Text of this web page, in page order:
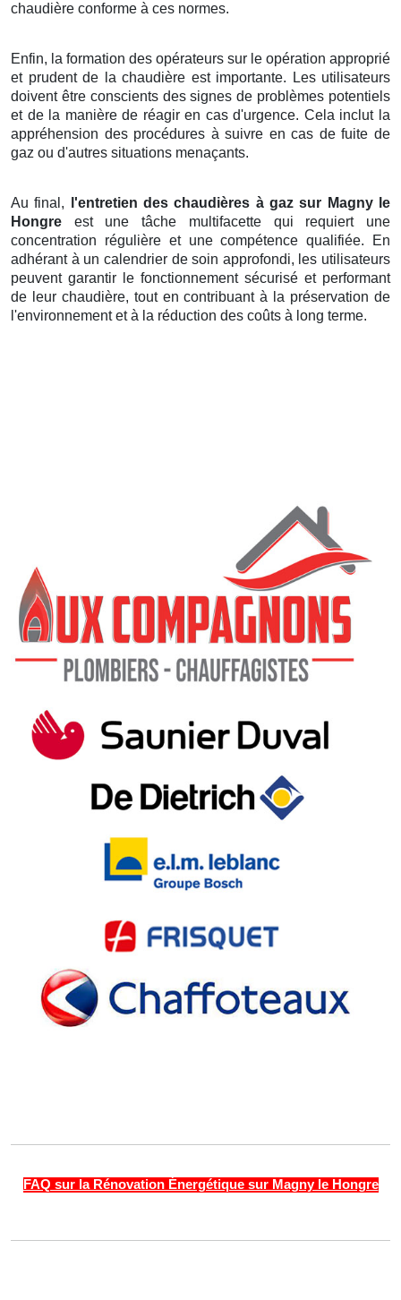
chaudière conforme à ces normes.
Enfin, la formation des opérateurs sur le opération approprié
et prudent de la chaudière est importante. Les utilisateurs
doivent être conscients des signes de problèmes potentiels
et de la manière de réagir en cas d'urgence. Cela inclut la
appréhension des procédures à suivre en cas de fuite de
gaz ou d'autres situations menaçants.
Au final,
l'entretien des chaudières à gaz sur Magny le
Hongre est une tâche multifacette qui requiert une
concentration régulière et une compétence qualifiée. En
adhérant à un calendrier de soin approfondi, les utilisateurs
peuvent garantir le fonctionnement sécurisé et performant
de leur chaudière, tout en contribuant à la préservation de
l'environnement et à la réduction des coûts à long terme.
FAQ sur la Rénovation Énergétique sur Magny le Hongre